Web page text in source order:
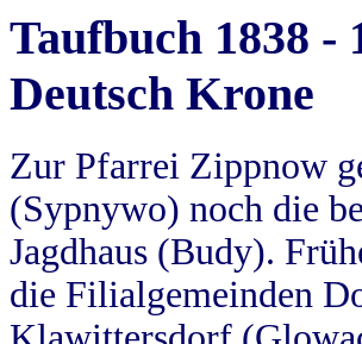
Taufbuch 1838
Deutsch Krone
Zur Pfarrei Zippnow
(Sypnywo) noch die
Jagdhaus (Budy).
die Filialgemeinden